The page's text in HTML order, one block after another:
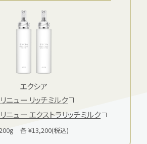
エクシア
ニュー リッチミルク
ニュー エクストラリッチミルク
各 ¥13,200(税込)